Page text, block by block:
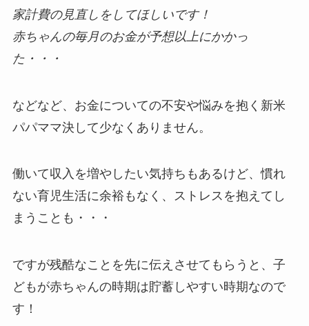
家計費の見直しをしてほしいです！
赤ちゃんの毎月のお金が予想以上にかかっ
た・・・
などなど、お金についての不安や悩みを抱く新米
パパママ決して少なくありません。
働いて収入を増やしたい気持ちもあるけど、慣れ
ない育児生活に余裕もなく、ストレスを抱えてし
まうことも・・・
ですが残酷なことを先に伝えさせてもらうと、子
どもが赤ちゃんの時期は貯蓄しやすい時期なので
す！